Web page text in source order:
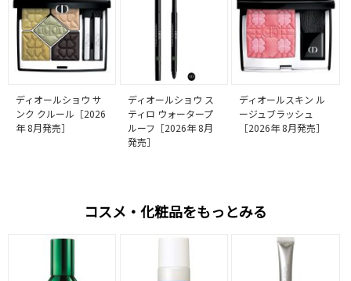
ディオールショウ サ
ンク クルール［2026
年 8月発売］
ディオールショウ ス
ティロ ウォータープ
ルーフ［2026年 8月
発売］
ディオールスキン ル
ージュブラッシュ
［2026年 8月発売］
コスメ・化粧品をもっとみる